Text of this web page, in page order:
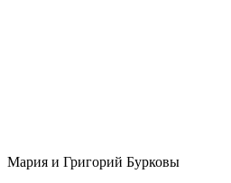
Мария и Григорий Бурковы